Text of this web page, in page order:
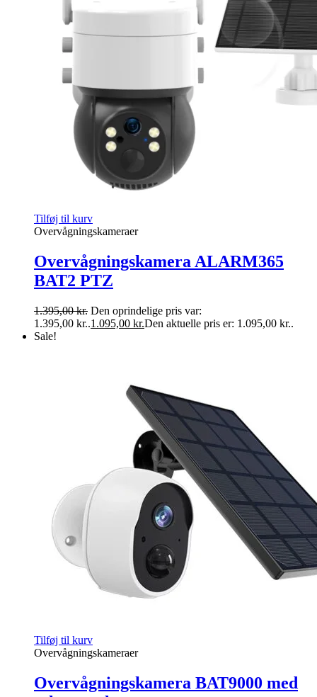
Tilføj til kurv
Overvågningskameraer
Overvågningskamera ALARM365
BAT2 PTZ
1.395,00kr. Den oprindelige pris var:
1.395,00 kr..1.095,00 kr.Den aktuelle pris er: 1.095,00 kr..
Sale!
Tilføj til kurv
Overvågningskameraer
Overvågningskamera BAT9000 med